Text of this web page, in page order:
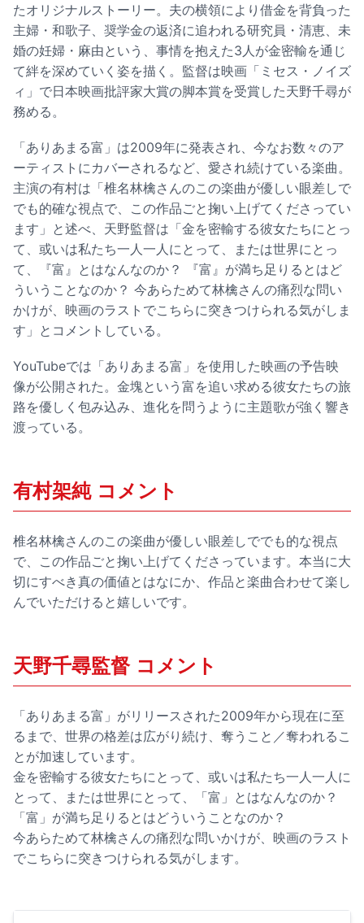
たオリジナルストーリー。夫の横領により借金を背負った
主婦・和歌子、奨学金の返済に追われる研究員・清恵、未
婚の妊婦・麻由という、事情を抱えた3人が金密輸を通じ
て絆を深めていく姿を描く。監督は映画「ミセス・ノイズ
ィ」で日本映画批評家大賞の脚本賞を受賞した天野千尋が
務める。
「ありあまる富」は2009年に発表され、今なお数々のア
ーティストにカバーされるなど、愛され続けている楽曲。
主演の有村は「椎名林檎さんのこの楽曲が優しい眼差しで
でも的確な視点で、この作品ごと掬い上げてくださってい
ます」と述べ、天野監督は「金を密輸する彼女たちにとっ
て、或いは私たち一人一人にとって、または世界にとっ
て、『富』とはなんなのか？ 『富』が満ち足りるとはど
ういうことなのか？ 今あらためて林檎さんの痛烈な問い
かけが、映画のラストでこちらに突きつけられる気がしま
す」とコメントしている。
YouTubeでは「ありあまる富」を使用した映画の予告映
像が公開された。金塊という富を追い求める彼女たちの旅
路を優しく包み込み、進化を問うように主題歌が強く響き
渡っている。
有村架純 コメント
椎名林檎さんのこの楽曲が優しい眼差しででも的な視点
で、この作品ごと掬い上げてくださっています。本当に大
切にすべき真の価値とはなにか、作品と楽曲合わせて楽し
んでいただけると嬉しいです。
天野千尋監督 コメント
「ありあまる富」がリリースされた2009年から現在に至
るまで、世界の格差は広がり続け、奪うこと／奪われるこ
とが加速しています。
金を密輸する彼女たちにとって、或いは私たち一人一人に
とって、または世界にとって、「富」とはなんなのか？
「富」が満ち足りるとはどういうことなのか？
今あらためて林檎さんの痛烈な問いかけが、映画のラスト
でこちらに突きつけられる気がします。